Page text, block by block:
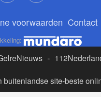
voorwaarden Contact
-
buitenlandse site-beste